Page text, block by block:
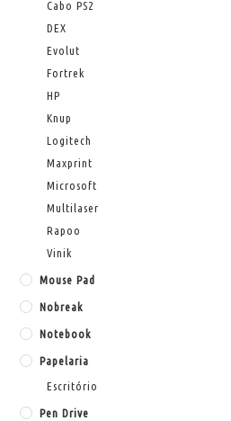
Cabo PS2
DEX
Evolut
Fortrek
HP
Knup
Logitech
Maxprint
Microsoft
Multilaser
Rapoo
Vinik
Mouse Pad
Nobreak
Notebook
Papelaria
Escritório
Pen Drive